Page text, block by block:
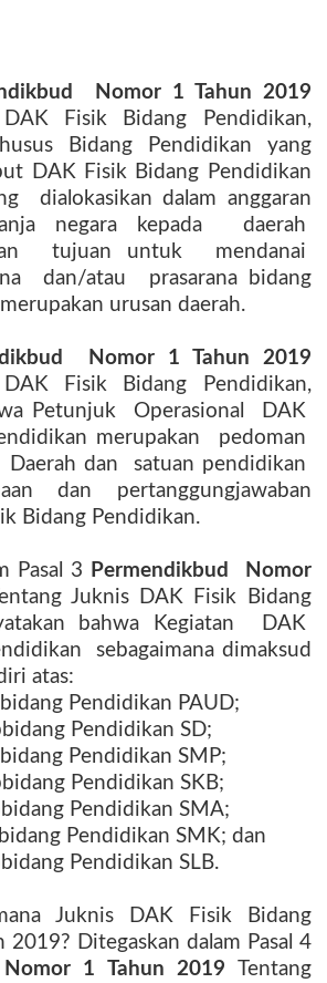
Nomor 1 Tahun 2019
Fisik Bidang Pendidikan,
Bidang Pendidikan
yang
DAK Fisik Bidang Pendidikan
dialokasikan dalam anggaran
negara kepada
daerah
tujuan untuk
mendanai
dan/atau
prasarana bidang
urusan daerah.
Nomor 1 Tahun 2019
Fisik Bidang Pendidikan,
Petunjuk
Operasional
DAK
merupakan
pedoman
Daerah dan
satuan pendidikan
dan
pertanggungjawaban
Bidang Pendidikan.
Pasal 3 Permendikbud
Nomor
Juknis DAK Fisik Bidang
bahwa Kegiatan
DAK
sebagaimana dimaksud
atas:
Pendidikan PAUD;
Pendidikan SD;
Pendidikan SMP;
Pendidikan SKB;
Pendidikan SMA;
Pendidikan SMK; dan
Pendidikan SLB.
Juknis DAK Fisik Bidang
2019? Ditegaskan dalam Pasal 4
Nomor 1 Tahun 2019 Tentang